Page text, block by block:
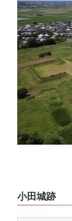
小田城跡